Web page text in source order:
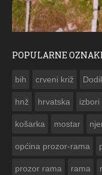
POPULARNE
bih crveni križ
hnž hrvatska izbori
košarka mostar
općina prozor-rama
prozor rama rama